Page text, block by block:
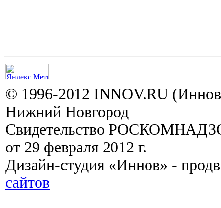
© 1996-2012 INNOV.RU
Нижний Новгород
Свидетельство
от 29 февраля 2012 г.
Дизайн-студия «Иннов» -
сайтов